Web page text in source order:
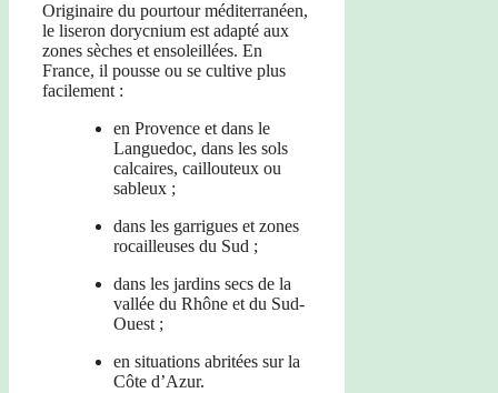
Originaire du pourtour méditerranéen,
le liseron dorycnium est adapté aux
zones sèches et ensoleillées. En
France, il pousse ou se cultive plus
facilement :
en Provence et dans le
Languedoc, dans les sols
calcaires, caillouteux ou
sableux ;
dans les garrigues et zones
rocailleuses du Sud ;
dans les jardins secs de la
vallée du Rhône et du Sud-
Ouest ;
en situations abritées sur la
Côte d’Azur.